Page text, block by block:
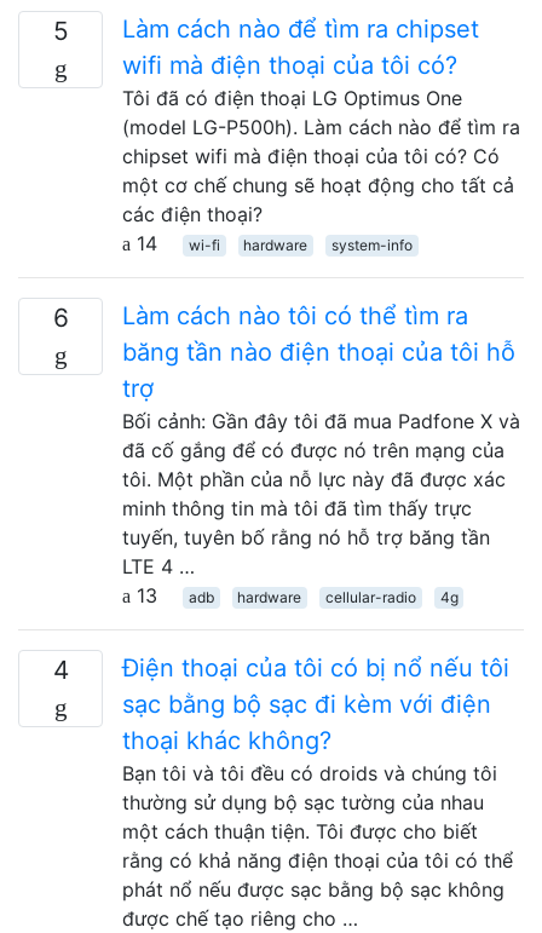
5
Làm cách nào để tìm ra chipset
wifi mà điện thoại của tôi có?
Tôi đã có điện thoại LG Optimus One
(model LG-P500h). Làm cách nào để tìm ra
chipset wifi mà điện thoại của tôi có? Có
một cơ chế chung sẽ hoạt động cho tất cả
các điện thoại?
14
wi-fi hardware system-info
6
Làm cách nào tôi có thể tìm ra
băng tần nào điện thoại của tôi hỗ
trợ
Bối cảnh: Gần đây tôi đã mua Padfone X và
đã cố gắng để có được nó trên mạng của
tôi. Một phần của nỗ lực này đã được xác
minh thông tin mà tôi đã tìm thấy trực
tuyến, tuyên bố rằng nó hỗ trợ băng tần
LTE 4 …
13
adb hardware cellular-radio 4g
4
Điện thoại của tôi có bị nổ nếu tôi
sạc bằng bộ sạc đi kèm với điện
thoại khác không?
Bạn tôi và tôi đều có droids và chúng tôi
thường sử dụng bộ sạc tường của nhau
một cách thuận tiện. Tôi được cho biết
rằng có khả năng điện thoại của tôi có thể
phát nổ nếu được sạc bằng bộ sạc không
được chế tạo riêng cho …